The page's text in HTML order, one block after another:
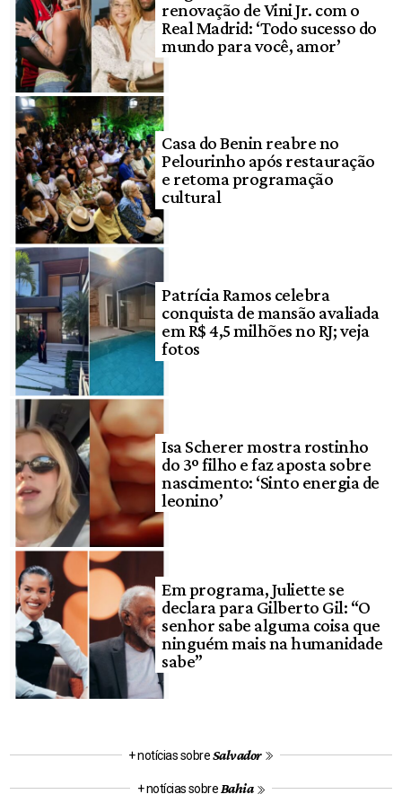
renovação de Vini Jr. com o
Real Madrid: ‘Todo sucesso do
mundo para você, amor’
Casa do Benin reabre no
Pelourinho após restauração
e retoma programação
cultural
Patrícia Ramos celebra
conquista de mansão avaliada
em R$ 4,5 milhões no RJ; veja
fotos
Isa Scherer mostra rostinho
do 3º filho e faz aposta sobre
nascimento: ‘Sinto energia de
leonino’
Em programa, Juliette se
declara para Gilberto Gil: “O
senhor sabe alguma coisa que
ninguém mais na humanidade
sabe”
+ notícias sobreSalvador
+ notícias sobreBahia